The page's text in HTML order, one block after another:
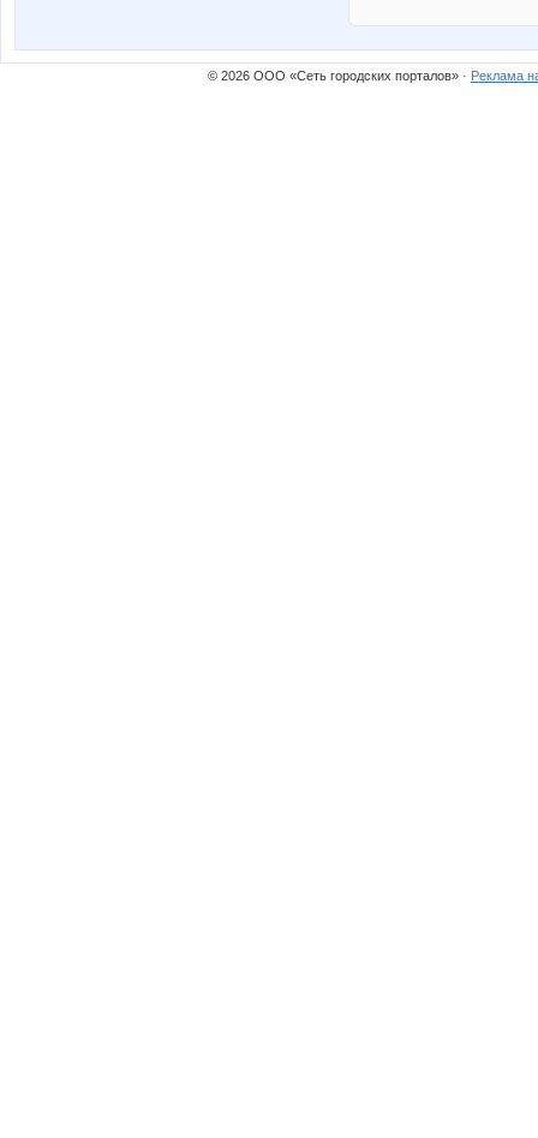
© 2026 ООО «Сеть городских порталов» · Реклама